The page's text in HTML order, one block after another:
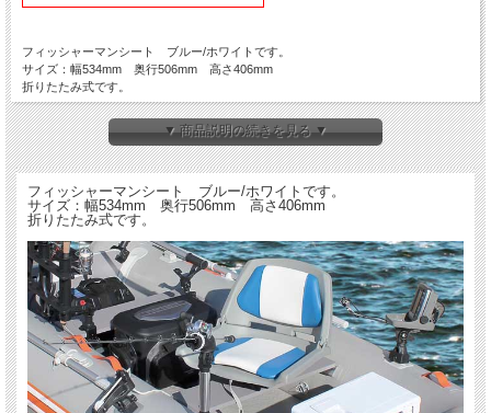
フィッシャーマンシート ブルー/ホワイトです。
サイズ：幅534mm 奥行506mm 高さ406mm
折りたたみ式です。
スモールボートに最適な軽量・コンパクトタイプ
▼ 商品説明の続きを見る ▼
フィッシャーマンシート ブルー/ホワイトです。
サイズ：幅534mm 奥行506mm 高さ406mm
折りたたみ式です。